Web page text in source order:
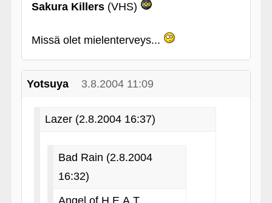
Sakura Killers(VHS)
Missä olet mielenterveys...
Yotsuya 3.8.2004 11:09
Lazer (2.8.2004 16:37)
Bad Rain (2.8.2004
16:32)
Angel of H.E.A.T.